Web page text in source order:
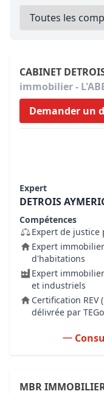
CABINET
immobilier -
Demander un
Expert
DETROIS
Compétences
Expert de justice
Expert
d'habitations
Expert
et industriels
Certification REV
délivrée par
MBR